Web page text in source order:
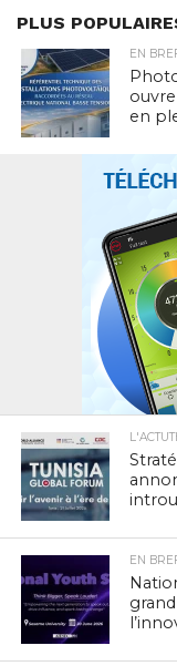
PLUS
EN
en
EN